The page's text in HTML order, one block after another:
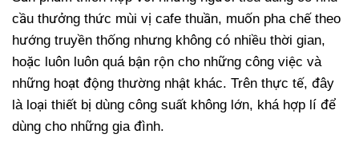
cầu thưởng thức mùi vị cafe thuần, muốn pha chế theo
hướng truyền thống nhưng không có nhiều thời gian,
hoặc luôn luôn quá bận rộn cho những công việc và
những hoạt động thường nhật khác. Trên thực tế, đây
là loại thiết bị dùng công suất không lớn, khá hợp lí để
dùng cho những gia đình.